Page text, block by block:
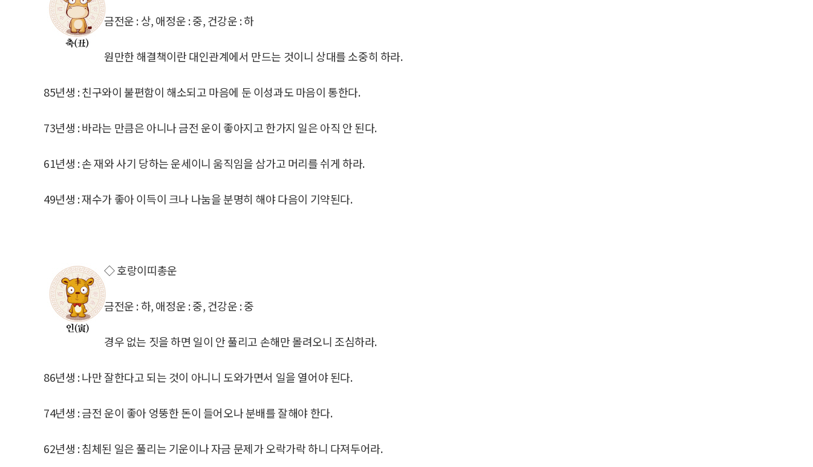
금전운 : 상, 애정운 : 중, 건강운 : 하
원만한 해결책이란 대인관계에서 만드는 것이니 상대를 소중히 하라.
85년생 : 친구와이 불편함이 해소되고 마음에 둔 이성과도 마음이 통한다.
73년생 : 바라는 만큼은 아니나 금전 운이 좋아지고 한가지 일은 아직 안 된다.
61년생 : 손 재와 사기 당하는 운세이니 움직임을 삼가고 머리를 쉬게 하라.
49년생 : 재수가 좋아 이득이 크나 나눔을 분명히 해야 다음이 기약된다.
◇ 호랑이띠총운
금전운 : 하, 애정운 : 중, 건강운 : 중
경우 없는 짓을 하면 일이 안 풀리고 손해만 몰려오니 조심하라.
86년생 : 나만 잘한다고 되는 것이 아니니 도와가면서 일을 열어야 된다.
74년생 : 금전 운이 좋아 엉뚱한 돈이 들어오나 분배를 잘해야 한다.
62년생 : 침체된 일은 풀리는 기운이나 자금 문제가 오락가락 하니 다져두어라.